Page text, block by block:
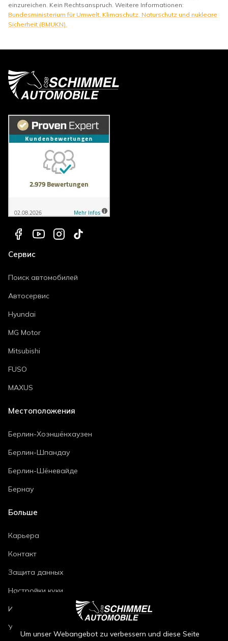
einzureichen. Kein Rechtsanspruch. Weitere Informationen:
Bundesministerium für Umwelt, Klimaschutz, Naturschutz und nukleare
Sicherheit (BMUKN).
Сервис
Поиск автомобилей
Автосервис
Hyundai
MG Motor
Mitsubishi
FUSO
MAXUS
Местоположения
Берлин-Хоэншёнхаузен
Берлин-Шпандау
Берлин-Шёневайде
Бернау
Больше
Карьера
Контакт
Защита данных
Настройки куки
Импринт
Условия ремонта автомобилей
Um unser Webangebot zu verbessern und diese Seite